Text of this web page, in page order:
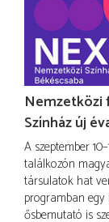
Nemzetközi
Színház új
A szeptember
találkozón
társulatok hat
programban
ősbemutató is